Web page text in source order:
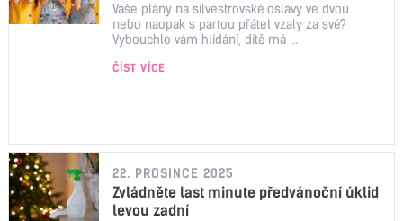
Vaše plány na silvestrovské oslavy ve dvou
nebo naopak s partou přátel vzaly za své?
Vybouchlo vám hlídání, dítě má ...
ČÍST VÍCE
22. PROSINCE 2025
Zvládněte last minute předvánoční úklid
levou zadní